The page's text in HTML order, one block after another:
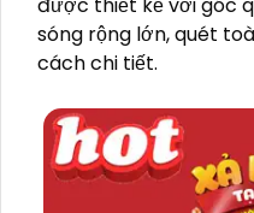
sóng rộng lớn, quét
cách chi tiết.